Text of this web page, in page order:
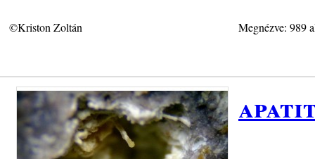
©Kriston Zoltán Megnézve: 989